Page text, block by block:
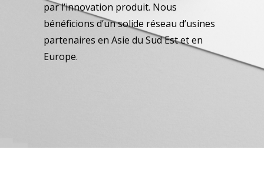
par l’innovation produit. Nous
bénéficions d’un solide réseau d’usines
partenaires en Asie du Sud Est et en
Europe.